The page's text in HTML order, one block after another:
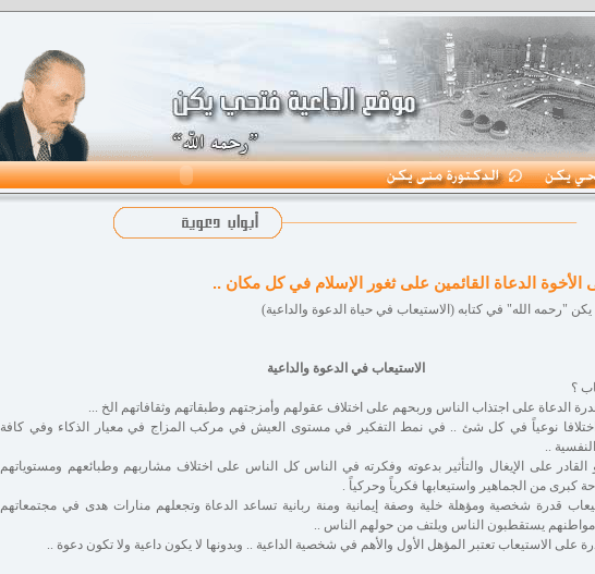
الأخوة الدعاة القائمين على ثغور الإسلام في كل مكان ..
يكن "رحمه الله" في كتابه (الاستيعاب في حياة الدعوة والداعية)
الاستيعاب في الدعوة والداعية
؟
الدعاة على اجتذاب الناس وربحهم على اختلاف عقولهم وأمزجتهم وطبقاتهم وثقافاتهم الخ ...
نوعياً في كل شئ .. في نمط التفكير في مستوى العيش في مركب المزاج في معيار الذكاء وفي كافة
..
القادر على الإيغال والتأثير بدعوته وفكرته في الناس كل الناس على اختلاف مشاربهم وطبائعهم ومستوياتهم
كبرى من الجماهير واستيعابها فكرياً وحركياً .
قدرة شخصية ومؤهلة خلية وصفة إيمانية ومنة ربانية تساعد الدعاة وتجعلهم منارات هدى في مجتمعاتهم
يستقطبون الناس ويلتف من حولهم الناس ..
على الاستيعاب تعتبر المؤهل الأول والأهم في شخصية الداعية .. وبدونها لا يكون داعية ولا تكون دعوة ..